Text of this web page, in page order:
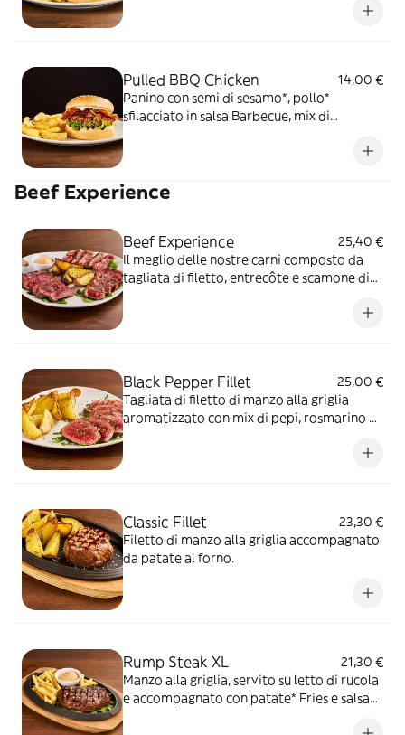
iceberg, servito con patate* Fries e salsa
Pulled BBQ Chicken
14,00 €
Panino con semi di sesamo*, pollo*
sfilacciato in salsa Barbecue, mix di
insalata iceberg, servito con patate* Fries e
Beef Experience
Beef Experience
25,40 €
Il meglio delle nostre carni composto da
tagliata di filetto, entrecôte e scamone di
oliva e fiocchi di sale su letto di spinacino, il
Black Pepper Fillet
25,00 €
Tagliata di filetto di manzo alla griglia
aromatizzato con mix di pepi, rosmarino e
accompagnato con patate al forno, tagli di
Classic Fillet
23,30 €
Filetto di manzo alla griglia accompagnato
da patate al forno.
Rump Steak XL
21,30 €
Manzo alla griglia, servito su letto di rucola
e accompagnato con patate* Fries e salsa